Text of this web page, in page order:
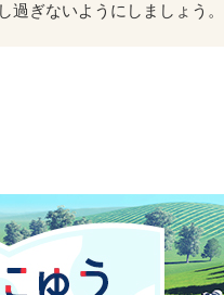
ぎないようにしましょう。